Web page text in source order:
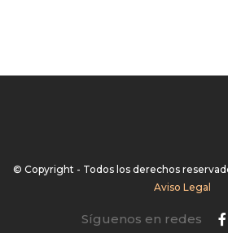
© Copyright - Todos los derechos
Aviso Legal
Síguenos en redes